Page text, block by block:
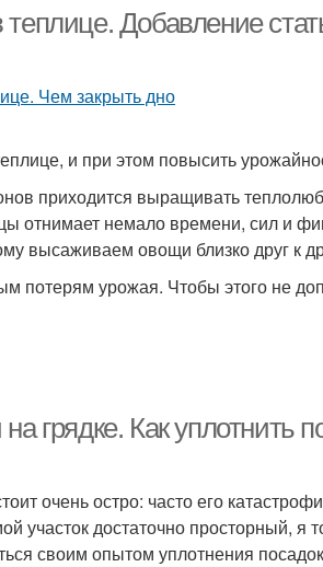
Добавление
и при этом повысить
приходится выращивать
отнимает немало времени, сил и
высаживаем овощи близко друг к
потерям урожая. Чтобы этого не
грядке. Как уплотнить
очень остро: часто его
участок достаточно просторный, я
своим опытом уплотнения